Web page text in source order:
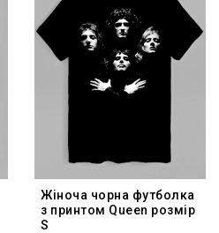
Жіноча чорна футболка
з принтом Queen розмір
S